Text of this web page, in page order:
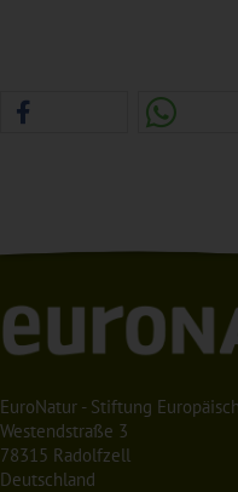
EuroNatur - Stiftung
Westendstraße 3
78315 Radolfzell
Deutschland